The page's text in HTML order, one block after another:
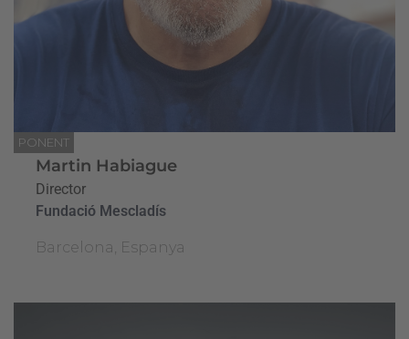
PONENT
Martin Habiague
Director
Fundació Mescladís
Barcelona, Espanya